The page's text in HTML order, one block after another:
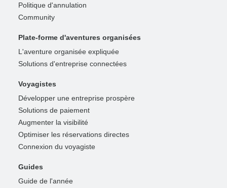
Politique d'annulation
Community
Plate-forme d'aventures organisées
L'aventure organisée expliquée
Solutions d'entreprise connectées
Voyagistes
Développer une entreprise prospère
Solutions de paiement
Augmenter la visibilité
Optimiser les réservations directes
Connexion du voyagiste
Guides
Guide de l'année